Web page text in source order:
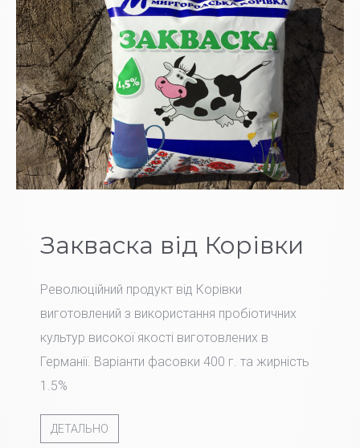
Закваска від Корівки
Революційний продукт від Корівки
виготовлений з використання пробіотичних
культур високої якості виготовлених в
Германії. Варіанти фасовки 400 г. та жирність
1.5%
ДЕТАЛЬНО